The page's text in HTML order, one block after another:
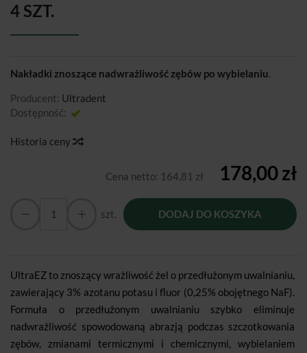
4 SZT.
Nakładki znoszące nadwrażliwość zębów po wybielaniu.
Producent: Ultradent
Dostępność:
Historia ceny
Cena netto: 164,81 zł 178,00 zł
szt. DODAJ DO KOSZYKA
UltraEZ to znoszący wrażliwość żel o przedłużonym uwalnianiu,
zawierający 3% azotanu potasu i fluor (0,25% obojętnego NaF).
Formuła o przedłużonym uwalnianiu szybko eliminuje
nadwrażliwość spowodowaną abrazją podczas szczotkowania
zębów, zmianami termicznymi i chemicznymi, wybielaniem